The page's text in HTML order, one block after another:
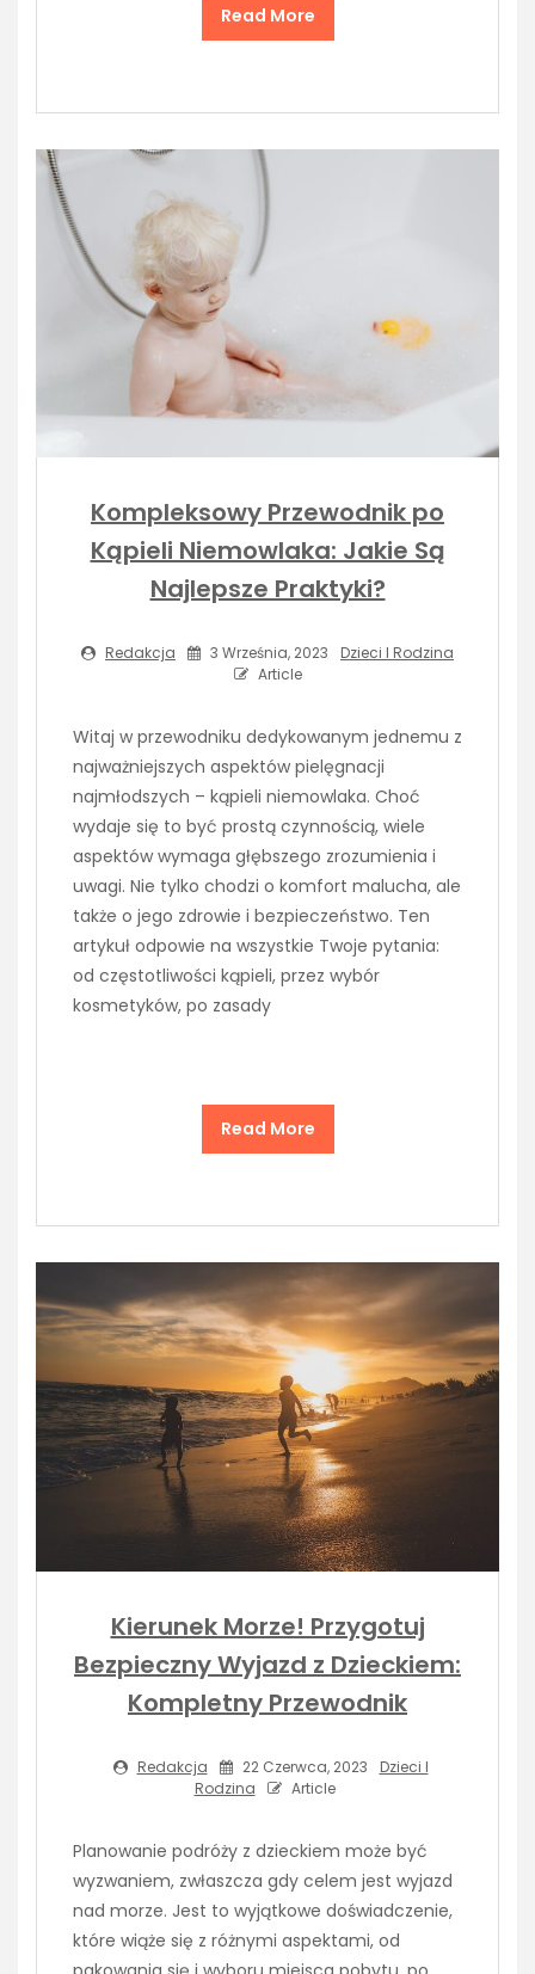
Read More
Kompleksowy Przewodnik po
Kąpieli Niemowlaka: Jakie Są
Najlepsze Praktyki?
Redakcja 3 Września, 2023
Dzieci I Rodzina
Article
Witaj w przewodniku dedykowanym jednemu z
najważniejszych aspektów pielęgnacji
najmłodszych – kąpieli niemowlaka. Choć
wydaje się to być prostą czynnością, wiele
aspektów wymaga głębszego zrozumienia i
uwagi. Nie tylko chodzi o komfort malucha, ale
także o jego zdrowie i bezpieczeństwo. Ten
artykuł odpowie na wszystkie Twoje pytania:
od częstotliwości kąpieli, przez wybór
kosmetyków, po zasady
Read More
Kierunek Morze! Przygotuj
Bezpieczny Wyjazd z Dzieckiem:
Kompletny Przewodnik
Redakcja 22 Czerwca, 2023
Dzieci I
Rodzina
Article
Planowanie podróży z dzieckiem może być
wyzwaniem, zwłaszcza gdy celem jest wyjazd
nad morze. Jest to wyjątkowe doświadczenie,
które wiąże się z różnymi aspektami, od